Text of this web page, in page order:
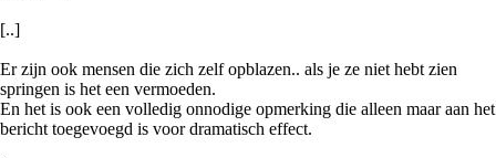
[..]
Er zijn ook mensen die zich zelf opblazen.. als je ze niet hebt zien
springen is het een vermoeden.
En het is ook een volledig onnodige opmerking die alleen maar aan het
bericht toegevoegd is voor dramatisch effect.